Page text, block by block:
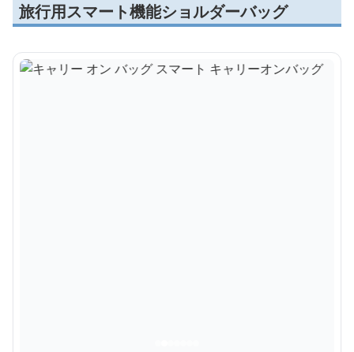
旅行用スマート機能ショルダーバッグ